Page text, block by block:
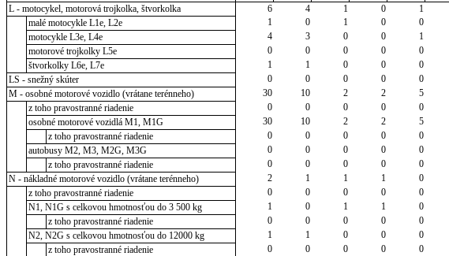
L - motocykel, motorová trojkolka, štvorkolka
6 4 1 0 1
malé motocykle L1e, L2e
1 0 1 0 0
motocykle L3e, L4e
4 3 0 0 1
motorové trojkolky L5e
0 0 0 0 0
štvorkolky L6e, L7e
1 1 0 0 0
LS - snežný skúter
0 0 0 0 0
M - osobné motorové vozidlo (vrátane terénneho)
30 10 2 2 5
z toho pravostranné riadenie
0 0 0 0 0
osobné motorové vozidlá M1, M1G
30 10 2 2 5
z toho pravostranné riadenie
0 0 0 0 0
autobusy M2, M3, M2G, M3G
0 0 0 0 0
z toho pravostranné riadenie
0 0 0 0 0
N - nákladné motorové vozidlo (vrátane terénneho)
2 1 1 1 0
z toho pravostranné riadenie
0 0 0 0 0
N1, N1G s celkovou hmotnosťou do 3 500 kg
1 0 1 1 0
z toho pravostranné riadenie
0 0 0 0 0
N2, N2G s celkovou hmotnosťou do 12000 kg
1 1 0 0 0
z toho pravostranné riadenie
0 0 0 0 0